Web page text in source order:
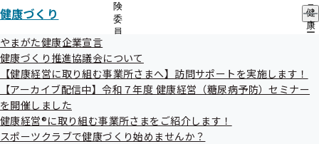
ニ
ュ
ー
険
委
員
サ
ブ
メ
ニ
ー
健康づくり
健
康
の
サ
やまがた健康企業宣言
健康づくり推進協議会について
【健康経営に取り組む事業所さまへ】訪問サポートを実施します！
【アーカイブ配信中】令和７年度 健康経営（糖尿病予防）セミナー
を開催しました
健康経営®に取り組む事業所さまをご紹介します！
スポーツクラブで健康づくり始めませんか？
協会けんぽ山形支部では、加入者の皆さまの健康づくりに向けたサ
ポートとして、「健康経営（糖尿病予防）セミナー」を明日、令和7
年7月31日（木）にオンラインにて開催いたします。
県内でも数少ない糖尿病の専門医である医療法人小内医院 院長 小
内裕先生より、糖尿病予防をテーマにご講演いただきます。事前申し
込み不要、参加費無料ですので、ぜひお気軽にご視聴ください。
この機会をお見逃しなく！